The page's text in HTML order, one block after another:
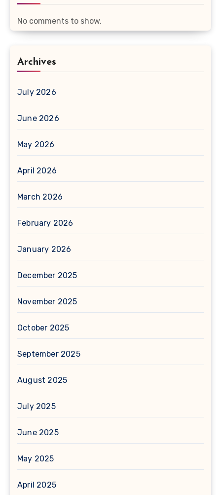
No comments to show.
Archives
July 2026
June 2026
May 2026
April 2026
March 2026
February 2026
January 2026
December 2025
November 2025
October 2025
September 2025
August 2025
July 2025
June 2025
May 2025
April 2025